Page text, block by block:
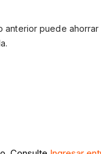
puede